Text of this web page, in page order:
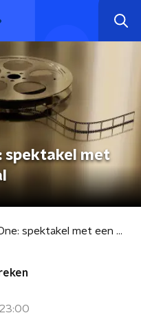
spektakel met
Ready Player One: spektakel met een mager verhaal